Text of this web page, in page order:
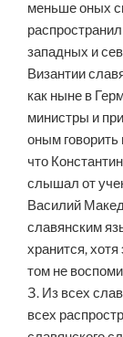
меньше оных
западных и
Византии
как ныне в
министры и
оным говорить
что
слышал от
Василий
славянским
хранится,
том не
3. Из всех
всех